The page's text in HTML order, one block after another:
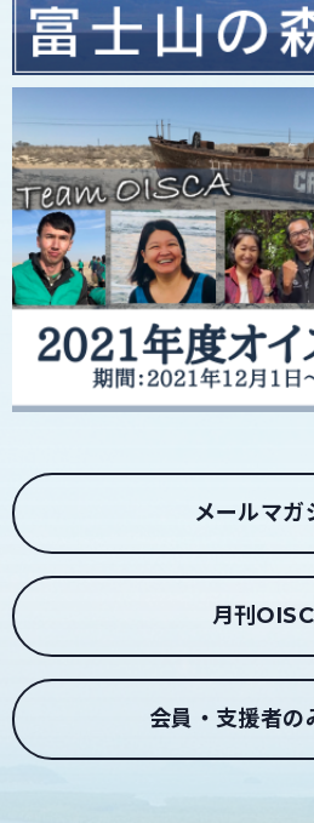
メールマガ
月刊
会員・支援者の